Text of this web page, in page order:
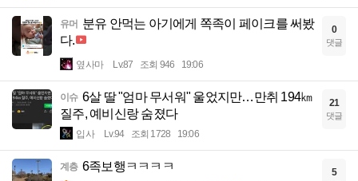
유머 분유 안먹는 아기에게 쪽족이 페이크를 써봤
다.
옆사마 Lv.87 조회 946 19:06
0
댓글
이슈 6살 딸 "엄마 무서워" 울었지만…만취 194㎞
질주, 예비신랑 숨졌다
입사 Lv.94 조회 1728 19:06
21
댓글
계층 6족보행ㅋㅋㅋㅋ 5